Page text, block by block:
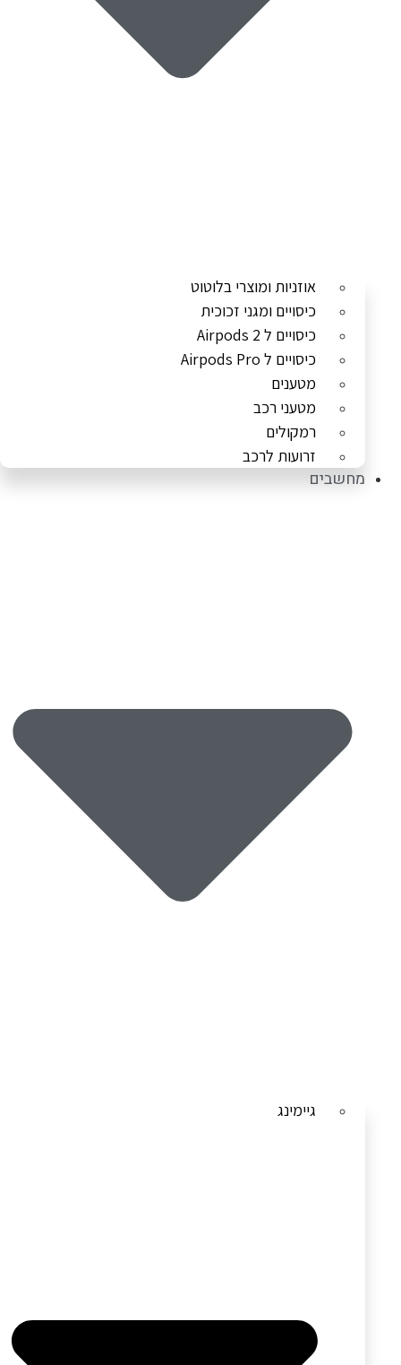
אוזניות ומוצרי בלוטוט
כיסויים ומגני זכוכית
כיסויים ל Airpods 2
כיסויים ל Airpods Pro
מטענים
מטעני רכב
רמקולים
זרועות לרכב
מחשבים
גיימינג